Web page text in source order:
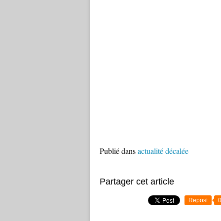
Publié dansactualité décalée
Partager cet article
Repost 0